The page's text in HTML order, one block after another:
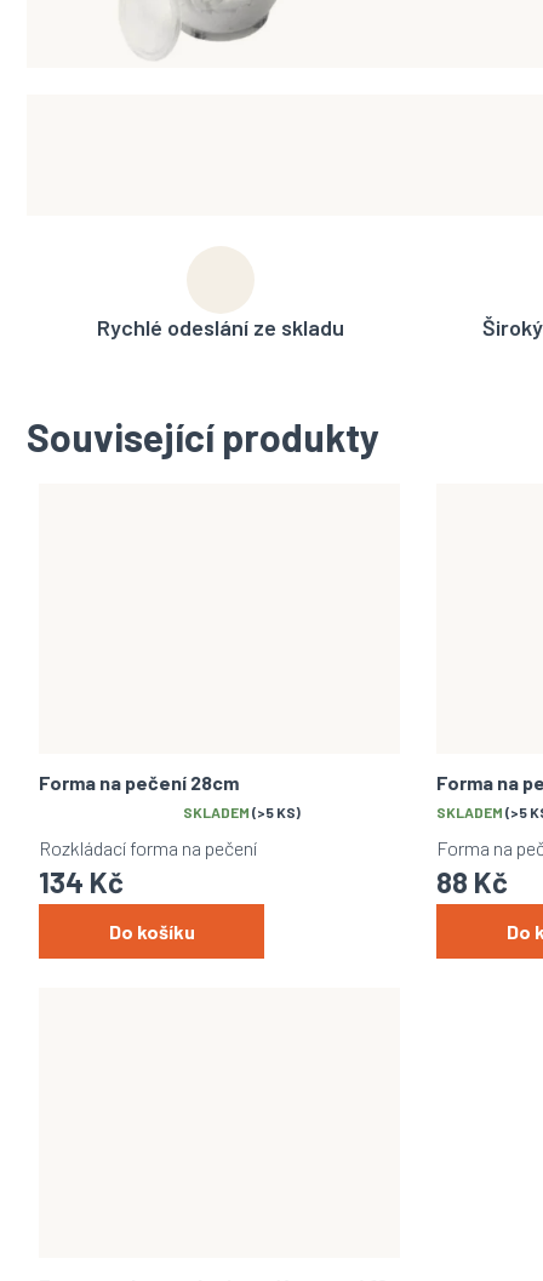
Rychlé odeslání ze skladu
Související produkty
Forma na pečení 28cm
produktu
je
5,0
SKLADEM(>5 KS)
134 Kč
Do košíku
Rozkládací forma na pečení
Forma na
SKLADEM (>5
88 Kč
Do
Forma na